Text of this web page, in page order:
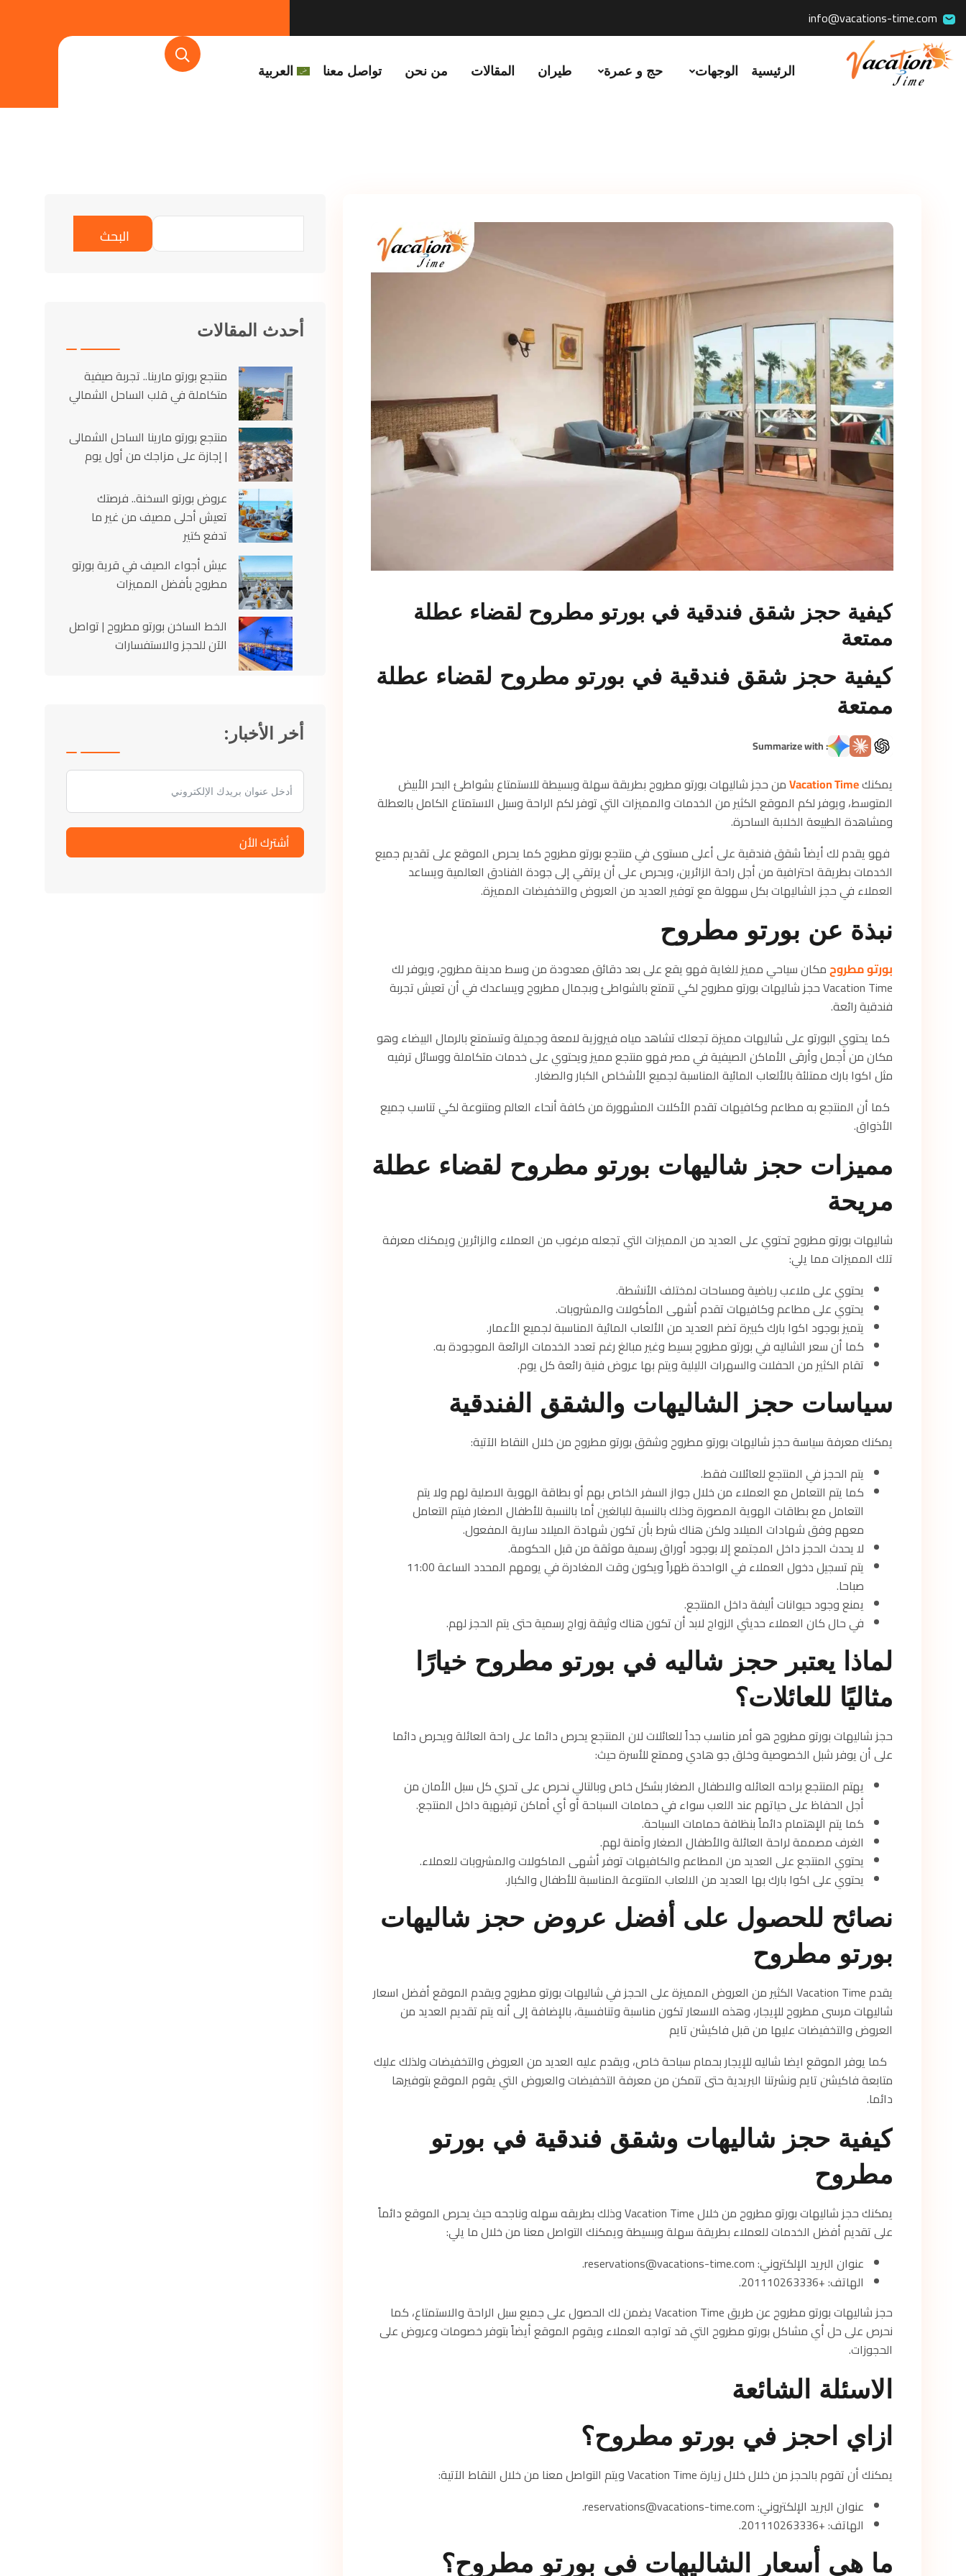
info@vacations-time.com
الرئيسية الوجهات حج و عمرة طيران المقالات من نحن تواصل معنا العربية
كيفية حجز شقق فندقية في بورتو مطروح لقضاء عطلة
ممتعة
كيفية حجز شقق فندقية في بورتو مطروح لقضاء عطلة
ممتعة
: Summarize with
يمكنكVacation Timeمن حجز شاليهات بورتو مطروح بطريقة سهلة وبسيطة للاستمتاع بشواطئ البحر الأبيض
المتوسط، ويوفر لكم الموقع الكثير من الخدمات والمميزات التي توفر لكم الراحة وسبل الاستمتاع الكامل بالعطلة
ومشاهدة الطبيعة الخلابة الساحرة.
فهو يقدم لك أيضاً شقق فندقية على أعلى مستوى في منتجع بورتو مطروح كما يحرص الموقع على تقديم جميع
الخدمات بطريقة احترافية من أجل راحة الزائرين، ويحرص على أن يرتقي إلى جودة الفنادق العالمية ويساعد
العملاء في حجز الشاليهات بكل سهولة مع توفير العديد من العروض والتخفيضات المميزة.
نبذة عن بورتو مطروح
بورتو مطروحمكان سياحي مميز للغاية فهو يقع على بعد دقائق معدودة من وسط مدينة مطروح، ويوفر لك
Vacation Time حجز شاليهات بورتو مطروح لكي تتمتع بالشواطئ وبجمال مطروح ويساعدك في أن تعيش تجربة
فندقية رائعة.
كما يحتوي البورتو على شاليهات مميزة تجعلك تشاهد مياه فيروزية لامعة وجميلة وتستمتع بالرمال البيضاء وهو
مكان من أجمل وأرقى الأماكن الصيفية في مصر فهو منتجع مميز ويحتوي على خدمات متكاملة ووسائل ترفيه
مثل اكوا بارك ممتلئة بالألعاب المائية المناسبة لجميع الأشخاص الكبار والصغار.
كما أن المنتجع به مطاعم وكافيهات تقدم الأكلات المشهورة من كافة أنحاء العالم ومتنوعة لكي تناسب جميع
الأذواق.
مميزات حجز شاليهات بورتو مطروح لقضاء عطلة
مريحة
شاليهات بورتو مطروح تحتوي على العديد من المميزات التي تجعله مرغوب من العملاء والزائرين ويمكنك معرفة
تلك المميزات مما يلي:
يحتوي على ملاعب رياضية ومساحات لمختلف الأنشطة.
يحتوي على مطاعم وكافيهات تقدم أشهى المأكولات والمشروبات.
يتميز بوجود اكوا بارك كبيرة تضم العديد من الألعاب المائية المناسبة لجميع الأعمار.
كما أن سعر الشاليه في بورتو مطروح بسيط وغير مبالغ رغم تعدد الخدمات الرائعة الموجودة به.
تقام الكثير من الحفلات والسهرات الليلية ويتم بها عروض فنية رائعة كل يوم.
سياسات حجز الشاليهات والشقق الفندقية
يمكنك معرفة سياسة حجز شاليهات بورتو مطروح وشقق بورتو مطروح من خلال النقاط الآتية:
يتم الحجز في المنتجع للعائلات فقط.
كما يتم التعامل مع العملاء من خلال جواز السفر الخاص بهم أو بطاقة الهوية الاصلية لهم ولا يتم
التعامل مع بطاقات الهوية المصورة وذلك بالنسبة للبالغين أما بالنسبة للأطفال الصغار فيتم التعامل
معهم وفق شهادات الميلاد ولكن هناك شرط بأن تكون شهادة الميلاد سارية المفعول.
لا يحدث الحجز داخل المجتمع إلا بوجود أوراق رسمية موثقة من قبل الحكومة.
يتم تسجيل دخول العملاء في الواحدة ظهراً ويكون وقت المغادرة في يومهم المحدد الساعة 11:00
صباحا.
يمنع وجود حيوانات أليفة داخل المنتجع.
في حال كان العملاء حديثي الزواج لابد أن تكون هناك وثيقة زواج رسمية حتى يتم الحجز لهم.
لماذا يعتبر حجز شاليه في بورتو مطروح خيارًا
مثاليًا للعائلات؟
حجز شاليهات بورتو مطروح هو أمر مناسب جداً للعائلات لان المنتجع يحرص دائما على راحة العائلة ويحرص دائما
على أن يوفر شبل الخصوصية وخلق جو هادي وممتع للأسرة حيث:
يهتم المنتجع براحه العائله والاطفال الصغار بشكل خاص وبالتالي نحرص على تحري كل سبل الأمان من
أجل الحفاظ على حياتهم عند اللعب سواء في حمامات السباحة أو أي أماكن ترفيهية داخل المنتجع.
كما يتم الإهتمام دائماً بنظافة حمامات السباحة.
الغرف مصممة لراحة العائلة والأطفال الصغار وآمنة لهم.
يحتوي المنتجع على العديد من المطاعم والكافيهات توفر أشهى الماكولات والمشروبات للعملاء.
يحتوي على اكوا بارك بها العديد من الالعاب المتنوعة المناسبة للأطفال والكبار.
نصائح للحصول على أفضل عروض حجز شاليهات
بورتو مطروح
يقدم Vacation Time الكثير من العروض المميزة على الحجز في شاليهات بورتو مطروح ويقدم الموقع أفضل اسعار
شاليهات مرسى مطروح للإيجار، وهذه الاسعار تكون مناسبة وتنافسية، بالإضافة إلى أنه يتم تقديم العديد من
العروض والتخفيضات عليها من قبل فاكيشن تايم
كما يوفر الموقع ايضا شاليه للإيجار بحمام سباحة خاص، ويقدم عليه العديد من العروض والتخفيضات ولذلك عليك
متابعة فاكيشن تايم ونشرتنا البريدية حتى تتمكن من معرفة التخفيضات والعروض التي يقوم الموقع بتوفيرها
دائما.
كيفية حجز شاليهات وشقق فندقية في بورتو
مطروح
يمكنك حجز شاليهات بورتو مطروح من خلال Vacation Time وذلك بطريقه سهله وناجحه حيث يحرص الموقع دائماً
على تقديم أفضل الخدمات للعملاء بطريقة سهلة وبسيطة ويمكنك التواصل معنا من خلال ما يلي:
عنوان البريد الإلكتروني: reservations@vacations-time.com.
الهاتف: +201110263336.
حجز شاليهات بورتو مطروح عن طريق Vacation Time يضمن لك الحصول على جميع سبل الراحة والاستمتاع، كما
نحرص على حل أي مشاكل بورتو مطروح التي قد تواجه العملاء ويقوم الموقع أيضاً بتوفر خصومات وعروض على
الحجوزات.
الاسئلة الشائعة
ازاي احجز في بورتو مطروح؟
يمكنك أن تقوم بالحجز من خلال خلال زيارة Vacation Time ويتم التواصل معنا من خلال النقاط الآتية:
عنوان البريد الإلكتروني: reservations@vacations-time.com.
الهاتف: +201110263336.
ما هي أسعار الشاليهات في بورتو مطروح؟
البحث
أحدث المقالات
منتجع بورتو مارينا.. تجربة صيفية
متكاملة في قلب الساحل الشمالي
منتجع بورتو مارينا الساحل الشمالى
| إجازة على مزاجك من أول يوم
عروض بورتو السخنة.. فرصتك
تعيش أحلى مصيف من غير ما
تدفع كتير
عيش أجواء الصيف في قرية بورتو
مطروح بأفضل المميزات
الخط الساخن بورتو مطروح | تواصل
الآن للحجز والاستفسارات
أخر الأخبار:
أشترك الأن